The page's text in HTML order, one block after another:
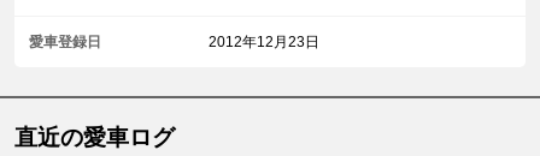
愛車登録日 2012年12月23日
直近の愛車ログ